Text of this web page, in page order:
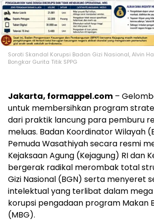
Soroti Skandal Korupsi Badan Gizi Nasional, Alvin
Bongkar Gurita Titik SPPG
Jakarta, formappel.com –
untuk membersihkan program
dari praktik lancung para pemburu
meluas. Badan Koordinator Wilayah
Pemuda Wasathiyah secara resmi
Kejaksaan Agung (Kejagung) RI dan
bergerak radikal merombak total
Gizi Nasional (BGN) serta menyeret
intelektual yang terlibat dalam
korupsi pengadaan program Makan
(MBG).